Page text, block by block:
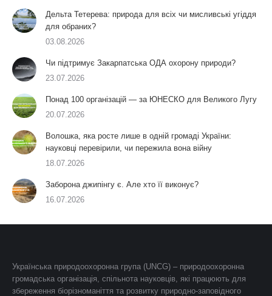
Дельта Тетерева: природа для всіх чи мисливські угіддя
для обраних?
03.08.2026
Чи підтримує Закарпатська ОДА охорону природи?
23.07.2026
Понад 100 організацій — за ЮНЕСКО для Великого Лугу
20.07.2026
Волошка, яка росте лише в одній громаді України:
науковці перевірили, чи пережила вона війну
18.07.2026
Заборона джипінгу є. Але хто її виконує?
16.07.2026
Українська природоохоронна група (UNCG) – природоохоронна
громадська організація, спільнота науковців, які працюють для
збереження біорізноманіття та розвитку природно-заповідного